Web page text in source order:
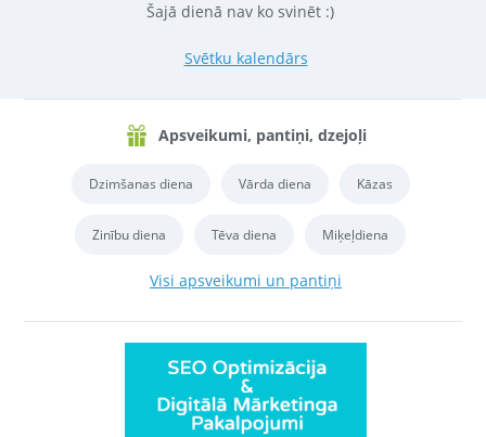
Šajā dienā nav ko svinēt :)
Svētku kalendārs
Apsveikumi, pantiņi, dzejoļi
Dzimšanas diena Vārda diena Kāzas
Zinību diena Tēva diena Miķeļdiena
Visi apsveikumi un pantiņi